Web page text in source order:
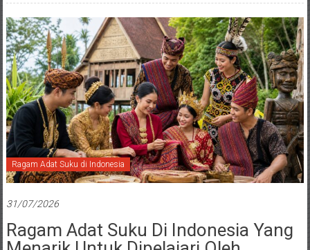
Ragam Adat Suku di Indonesia
31/07/2026
Ragam Adat Suku Di Indonesia Yang